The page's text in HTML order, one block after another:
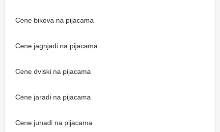
Cene bikova na pijacama
Cene jagnjadi na pijacama
Cene dviski na pijacama
Cene jaradi na pijacama
Cene junadi na pijacama